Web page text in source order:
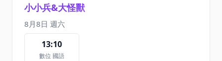
小小兵&大怪獸
8月8日 週六
13:10
數位 國語